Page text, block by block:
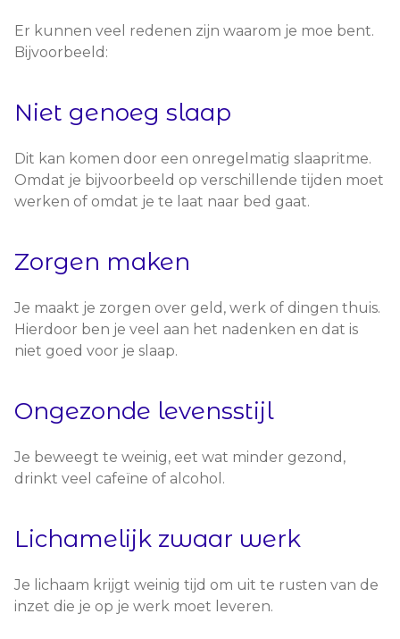
Er kunnen veel redenen zijn waarom je moe bent.
Bijvoorbeeld:
Niet genoeg slaap
Dit kan komen door een onregelmatig slaapritme.
Omdat je bijvoorbeeld op verschillende tijden moet
werken of omdat je te laat naar bed gaat.
Zorgen maken
Je maakt je zorgen over geld, werk of dingen thuis.
Hierdoor ben je veel aan het nadenken en dat is
niet goed voor je slaap.
Ongezonde levensstijl
Je beweegt te weinig, eet wat minder gezond,
drinkt veel cafeïne of alcohol.
Lichamelijk zwaar werk
Je lichaam krijgt weinig tijd om uit te rusten van de
inzet die je op je werk moet leveren.